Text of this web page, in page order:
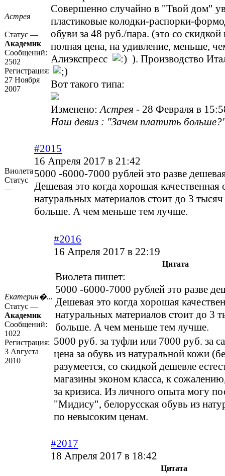
Астрея
Статус —
Академик
Сообщений:
2502
Регистрация:
27 Ноября
2007
Совершенно случайно в "Твой дом"
пластиковые колодки-распорки-
обуви за 48 руб./пара. (это со
полная цена, на удивление, меньше,
Алиэкспресс
). Производство
Вот такого типа:
Изменено:Астрея - 28 Февраля в
Наш девиз : "Зачем платить
Виолета
Статус
—
#2015
16 Апреля 2017 в 21:42
5000 -6000-7000 рублей это разве
Дешевая это когда хорошая качественная
натуральных материалов стоит до 3
больше. А чем меньше тем лучше.
Екатерин�...
Статус —
Академик
Сообщений:
1022
Регистрация:
3 Августа
2010
#2016
16 Апреля 2017 в 22:19
Цитата
Виолета пишет:
5000 -6000-7000 рублей это разве
Дешевая это когда хорошая
натуральных материалов стоит до 3
больше. А чем меньше тем лучше.
5000 руб. за туфли или 7000 руб. за
цена за обувь из натуральной кожи
разумеется, со скидкой дешевле
магазины эконом класса, к
за кризиса. Из личного опыта могу
"Мидису", белорусская обувь из
по невысоким ценам.
#2017
18 Апреля 2017 в 18:42
Цитата